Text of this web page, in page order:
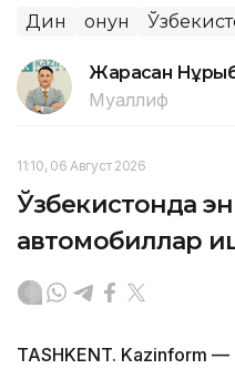
Дин Қонун
Жарасқан
Муаллиф
11:10, 06 Август 2026
Ўзбекистонда
автомобиллар
TASHKENT. Kazinform —